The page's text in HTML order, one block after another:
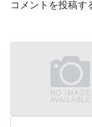
コメントを投稿す